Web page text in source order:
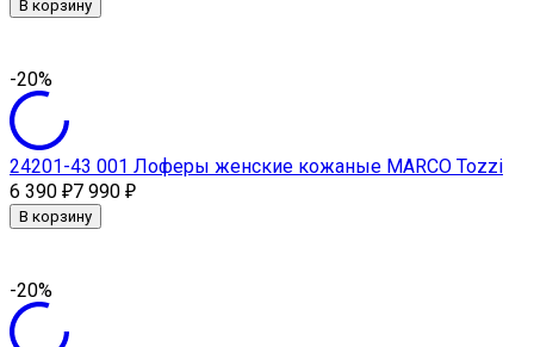
В корзину
-20%
24201-43 001 Лоферы женские кожаные MARCO Tozzi
6 390 ₽7 990 ₽
В корзину
-20%